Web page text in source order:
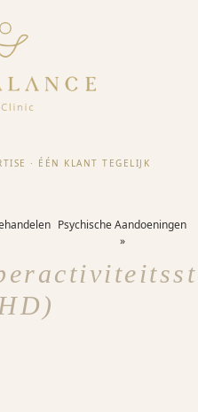
· ÉÉN KLANT TEGELIJK
Psychische Aandoeningen